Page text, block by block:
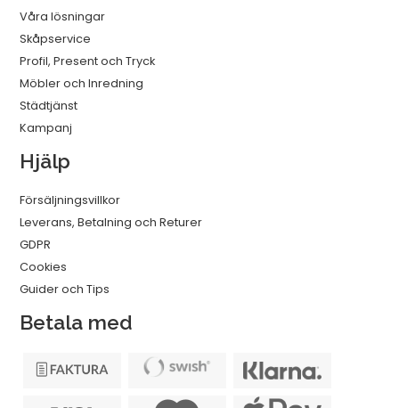
Våra lösningar
Skåpservice
Profil, Present och Tryck
Möbler och Inredning
Städtjänst
Kampanj
Hjälp
Försäljningsvillkor
Leverans, Betalning och Returer
GDPR
Cookies
Guider och Tips
Betala med